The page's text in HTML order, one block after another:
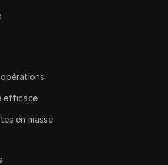
efficace
en masse